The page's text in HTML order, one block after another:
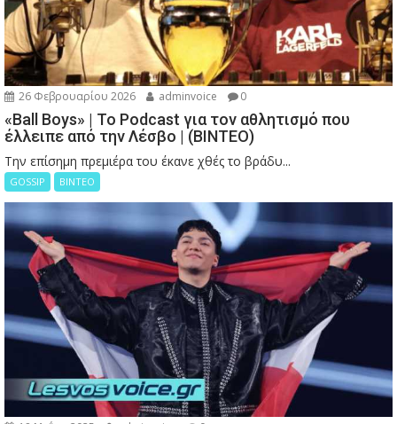
26 Φεβρουαρίου 2026 adminvoice 0
«Ball Boys» | Το Podcast για τον αθλητισμό που
έλλειπε από την Λέσβο | (ΒΙΝΤΕΟ)
Την επίσημη πρεμιέρα του έκανε χθές το βράδυ...
GOSSIP ΒΙΝΤΕΟ